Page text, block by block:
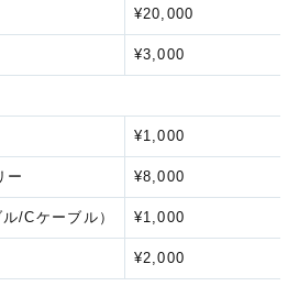
¥20,000
¥3,000
¥1,000
ー ¥8,000
/Cケーブル） ¥1,000
¥2,000